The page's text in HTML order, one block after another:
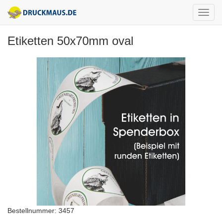
Etiketten 50x70mm oval
Bestellnummer: 3457